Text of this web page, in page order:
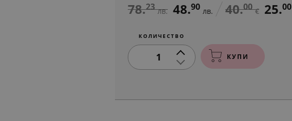
78.23 лв. 48.90 лв. 40.00 € 25.00
КОЛИЧЕСТВО
1 КУПИ